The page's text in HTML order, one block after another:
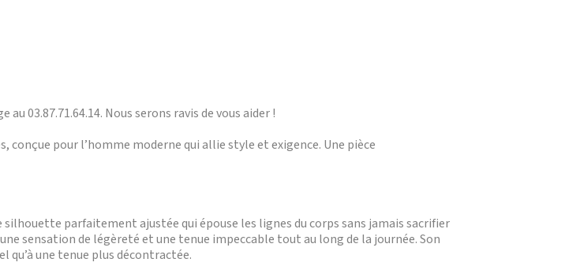
03.87.71.64.14. Nous serons ravis de vous aider !
pour l’homme moderne qui allie style et exigence. Une pièce
parfaitement ajustée qui épouse les lignes du corps sans jamais sacrifier
sensation de légèreté et une tenue impeccable tout au long de la journée. Son
qu’à une tenue plus décontractée.